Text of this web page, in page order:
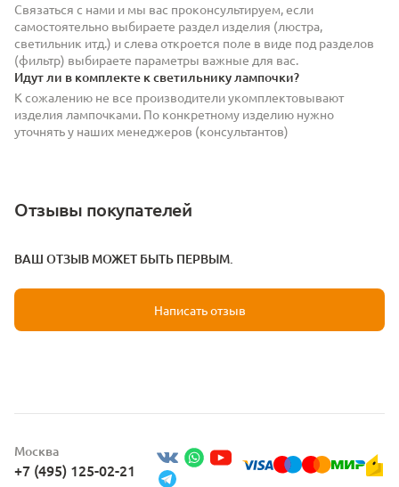
Связаться с нами и мы вас проконсультируем, если
самостоятельно выбираете раздел изделия (люстра,
светильник итд.) и слева откроется поле в виде под разделов
(фильтр) выбираете параметры важные для вас.
Идут ли в комплекте к светильнику лампочки?
К сожалению не все производители укомплектовывают
изделия лампочками. По конкретному изделию нужно
уточнять у наших менеджеров (консультантов)
Отзывы покупателей
ВАШ ОТЗЫВ МОЖЕТ БЫТЬ ПЕРВЫМ.
Написать отзыв
Москва
+7 (495) 125-02-21